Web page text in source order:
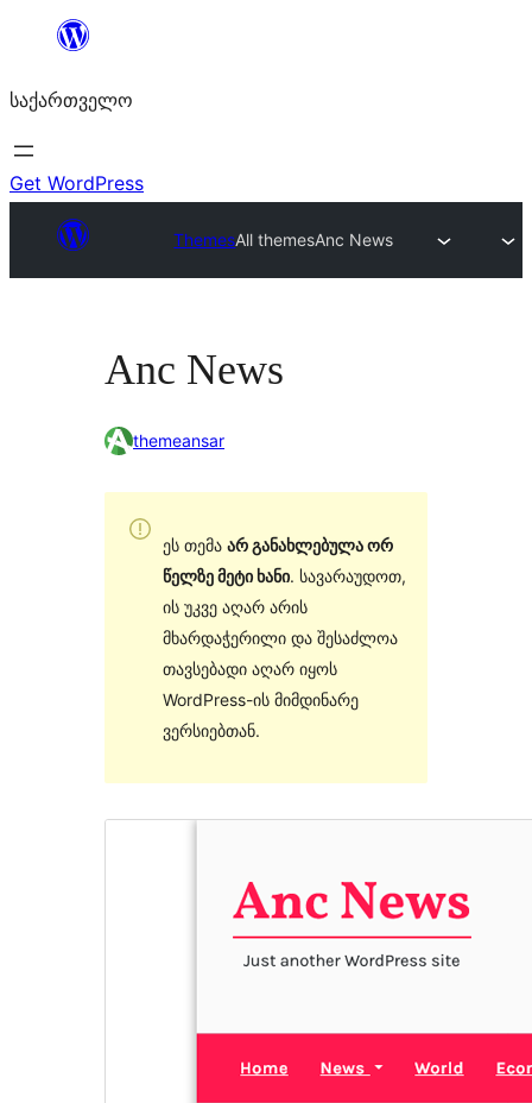
შიგთავსზე
საქართველო
Get WordPress
ThemesAll themesAnc News
Anc News
themeansar
ეს თემა არ განახლებულა ორ
წელზე მეტი ხანი. სავარაუდოთ,
ის უკვე აღარ არის
მხარდაჭერილი და შესაძლოა
თავსებადი აღარ იყოს
WordPress-ის მიმდინარე
ვერსიებთან.